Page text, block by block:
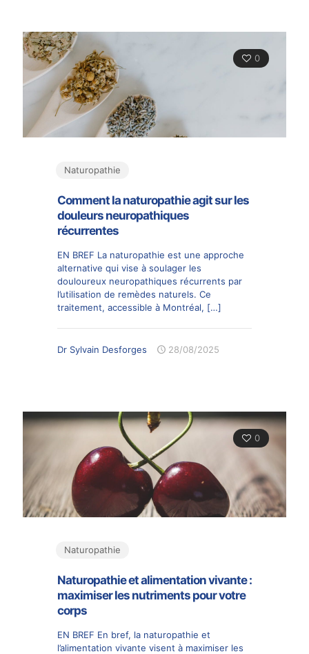
0
Naturopathie
Comment la naturopathie agit sur les
douleurs neuropathiques
récurrentes
EN BREF La naturopathie est une approche
alternative qui vise à soulager les
douloureux neuropathiques récurrents par
l’utilisation de remèdes naturels. Ce
traitement, accessible à Montréal, […]
Dr Sylvain Desforges 28/08/2025
0
Naturopathie
Naturopathie et alimentation vivante :
maximiser les nutriments pour votre
corps
EN BREF En bref, la naturopathie et
l’alimentation vivante visent à maximiser les